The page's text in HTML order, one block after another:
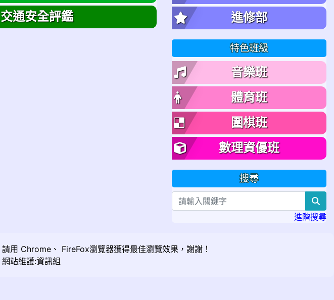
交通安全評鑑
進修部
特色班級
音樂班
體育班
圍棋班
數理資優班
搜尋
進階搜尋
請用 Chrome 、 FireFox瀏覽器獲得最佳瀏覽效果，謝謝！
網站維護:資訊組